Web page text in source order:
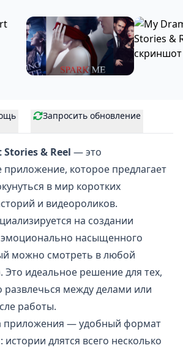
Запросить обновление
& Reel — это
приложение, которое предлагает
в мир коротких
и видеороликов.
на создании
эмоционально насыщенного
можно смотреть в любой
идеальное решение для тех,
развлечься между делами или
работы.
приложения — удобный формат
истории длятся всего несколько